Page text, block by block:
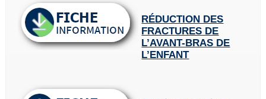
RÉDUCTION DES
FRACTURES DE
L’AVANT-BRAS DE
L’ENFANT